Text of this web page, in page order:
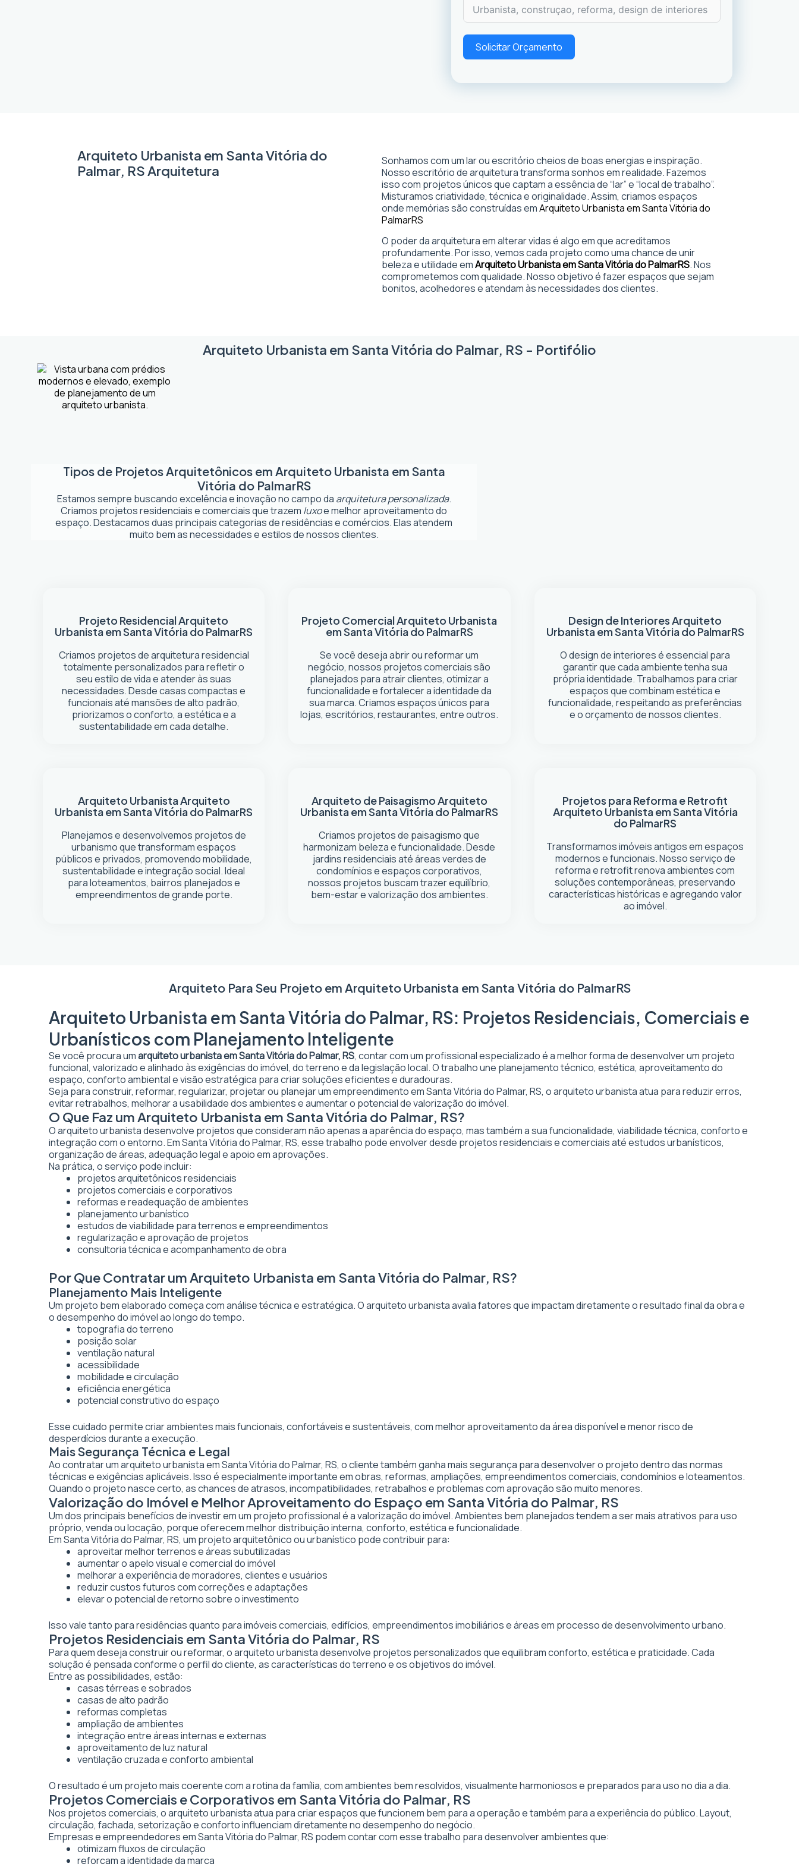
Solicitar Orçamento
Arquiteto Urbanista em Santa Vitória do
Palmar, RS Arquitetura
Sonhamos com um lar ou escritório cheios de boas energias e inspiração.
Nosso escritório de arquitetura transforma sonhos em realidade. Fazemos
isso com projetos únicos que captam a essência de “lar” e “local de trabalho”.
Misturamos criatividade, técnica e originalidade. Assim, criamos espaços
onde memórias são construídas emArquiteto Urbanista em Santa Vitória do
PalmarRS
O poder da arquitetura em alterar vidas é algo em que acreditamos
profundamente. Por isso, vemos cada projeto como uma chance de unir
beleza e utilidade emArquiteto Urbanista em Santa Vitória do PalmarRS. Nos
comprometemos com qualidade. Nosso objetivo é fazer espaços que sejam
bonitos, acolhedores e atendam às necessidades dos clientes.
Arquiteto Urbanista em Santa Vitória do Palmar, RS - Portifólio
Tipos de Projetos Arquitetônicos em Arquiteto Urbanista em Santa
Vitória do PalmarRS
Estamos sempre buscando excelência e inovação no campo da arquitetura personalizada.
Criamos projetos residenciais e comerciais que trazem luxoe melhor aproveitamento do
espaço. Destacamos duas principais categorias de residências e comércios. Elas atendem
muito bem as necessidades e estilos de nossos clientes.
Projeto ResidencialArquiteto
Urbanista em Santa Vitória do PalmarRS
Criamos projetos de arquitetura residencial
totalmente personalizados para refletir o
seu estilo de vida e atender às suas
necessidades. Desde casas compactas e
funcionais até mansões de alto padrão,
priorizamos o conforto, a estética e a
sustentabilidade em cada detalhe.
Projeto ComercialArquiteto Urbanista
em Santa Vitória do PalmarRS
Se você deseja abrir ou reformar um
negócio, nossos projetos comerciais são
planejados para atrair clientes, otimizar a
funcionalidade e fortalecer a identidade da
sua marca. Criamos espaços únicos para
lojas, escritórios, restaurantes, entre outros.
Design de InterioresArquiteto
Urbanista em Santa Vitória do PalmarRS
O design de interiores é essencial para
garantir que cada ambiente tenha sua
própria identidade. Trabalhamos para criar
espaços que combinam estética e
funcionalidade, respeitando as preferências
e o orçamento de nossos clientes.
Arquiteto UrbanistaArquiteto
Urbanista em Santa Vitória do PalmarRS
Planejamos e desenvolvemos projetos de
urbanismo que transformam espaços
públicos e privados, promovendo mobilidade,
sustentabilidade e integração social. Ideal
para loteamentos, bairros planejados e
empreendimentos de grande porte.
Arquiteto de PaisagismoArquiteto
Urbanista em Santa Vitória do PalmarRS
Criamos projetos de paisagismo que
harmonizam beleza e funcionalidade. Desde
jardins residenciais até áreas verdes de
condomínios e espaços corporativos,
nossos projetos buscam trazer equilíbrio,
bem-estar e valorização dos ambientes.
Projetos para Reforma e Retrofit
Arquiteto Urbanista em Santa Vitória
do PalmarRS
Transformamos imóveis antigos em espaços
modernos e funcionais. Nosso serviço de
reforma e retrofit renova ambientes com
soluções contemporâneas, preservando
características históricas e agregando valor
ao imóvel.
Arquiteto Para Seu Projeto em Arquiteto Urbanista em Santa Vitória do PalmarRS
Arquiteto Urbanista em Santa Vitória do Palmar, RS: Projetos Residenciais, Comerciais e
Urbanísticos com Planejamento Inteligente
Se você procura umarquiteto urbanista em Santa Vitória do Palmar, RS, contar com um profissional especializado é a melhor forma de desenvolver um projeto
funcional, valorizado e alinhado às exigências do imóvel, do terreno e da legislação local. O trabalho une planejamento técnico, estética, aproveitamento do
espaço, conforto ambiental e visão estratégica para criar soluções eficientes e duradouras.
Seja para construir, reformar, regularizar, projetar ou planejar um empreendimento em Santa Vitória do Palmar, RS, o arquiteto urbanista atua para reduzir erros,
evitar retrabalhos, melhorar a usabilidade dos ambientes e aumentar o potencial de valorização do imóvel.
O Que Faz um Arquiteto Urbanista em Santa Vitória do Palmar, RS?
O arquiteto urbanista desenvolve projetos que consideram não apenas a aparência do espaço, mas também a sua funcionalidade, viabilidade técnica, conforto e
integração com o entorno. Em Santa Vitória do Palmar, RS, esse trabalho pode envolver desde projetos residenciais e comerciais até estudos urbanísticos,
organização de áreas, adequação legal e apoio em aprovações.
Na prática, o serviço pode incluir:
projetos arquitetônicos residenciais
projetos comerciais e corporativos
reformas e readequação de ambientes
planejamento urbanístico
estudos de viabilidade para terrenos e empreendimentos
regularização e aprovação de projetos
consultoria técnica e acompanhamento de obra
Por Que Contratar um Arquiteto Urbanista em Santa Vitória do Palmar, RS?
Planejamento Mais Inteligente
Um projeto bem elaborado começa com análise técnica e estratégica. O arquiteto urbanista avalia fatores que impactam diretamente o resultado final da obra e
o desempenho do imóvel ao longo do tempo.
topografia do terreno
posição solar
ventilação natural
acessibilidade
mobilidade e circulação
eficiência energética
potencial construtivo do espaço
Esse cuidado permite criar ambientes mais funcionais, confortáveis e sustentáveis, com melhor aproveitamento da área disponível e menor risco de
desperdícios durante a execução.
Mais Segurança Técnica e Legal
Ao contratar um arquiteto urbanista em Santa Vitória do Palmar, RS, o cliente também ganha mais segurança para desenvolver o projeto dentro das normas
técnicas e exigências aplicáveis. Isso é especialmente importante em obras, reformas, ampliações, empreendimentos comerciais, condomínios e loteamentos.
Quando o projeto nasce certo, as chances de atrasos, incompatibilidades, retrabalhos e problemas com aprovação são muito menores.
Valorização do Imóvel e Melhor Aproveitamento do Espaço em Santa Vitória do Palmar, RS
Um dos principais benefícios de investir em um projeto profissional é a valorização do imóvel. Ambientes bem planejados tendem a ser mais atrativos para uso
próprio, venda ou locação, porque oferecem melhor distribuição interna, conforto, estética e funcionalidade.
Em Santa Vitória do Palmar, RS, um projeto arquitetônico ou urbanístico pode contribuir para:
aproveitar melhor terrenos e áreas subutilizadas
aumentar o apelo visual e comercial do imóvel
melhorar a experiência de moradores, clientes e usuários
reduzir custos futuros com correções e adaptações
elevar o potencial de retorno sobre o investimento
Isso vale tanto para residências quanto para imóveis comerciais, edifícios, empreendimentos imobiliários e áreas em processo de desenvolvimento urbano.
Projetos Residenciais em Santa Vitória do Palmar, RS
Para quem deseja construir ou reformar, o arquiteto urbanista desenvolve projetos personalizados que equilibram conforto, estética e praticidade. Cada
solução é pensada conforme o perfil do cliente, as características do terreno e os objetivos do imóvel.
Entre as possibilidades, estão:
casas térreas e sobrados
casas de alto padrão
reformas completas
ampliação de ambientes
integração entre áreas internas e externas
aproveitamento de luz natural
ventilação cruzada e conforto ambiental
O resultado é um projeto mais coerente com a rotina da família, com ambientes bem resolvidos, visualmente harmoniosos e preparados para uso no dia a dia.
Projetos Comerciais e Corporativos em Santa Vitória do Palmar, RS
Nos projetos comerciais, o arquiteto urbanista atua para criar espaços que funcionem bem para a operação e também para a experiência do público. Layout,
circulação, fachada, setorização e conforto influenciam diretamente no desempenho do negócio.
Empresas e empreendedores em Santa Vitória do Palmar, RS podem contar com esse trabalho para desenvolver ambientes que:
otimizam fluxos de circulação
reforçam a identidade da marca